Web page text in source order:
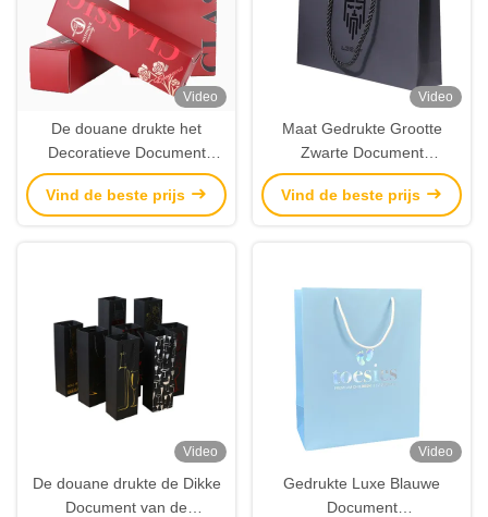
Video
De douane drukte het
Decoratieve Document
Kleurenvak van
Gunstzakken met
Vind de beste prijs
Video
Maat Gedrukte Grootte
Zwarte Document
Boodschappentassen met
Vlek UVlogo twisted handles
Vind de beste prijs
Video
De douane drukte de Dikke
Document van de
Video
Gedrukte Luxe Blauwe
Document